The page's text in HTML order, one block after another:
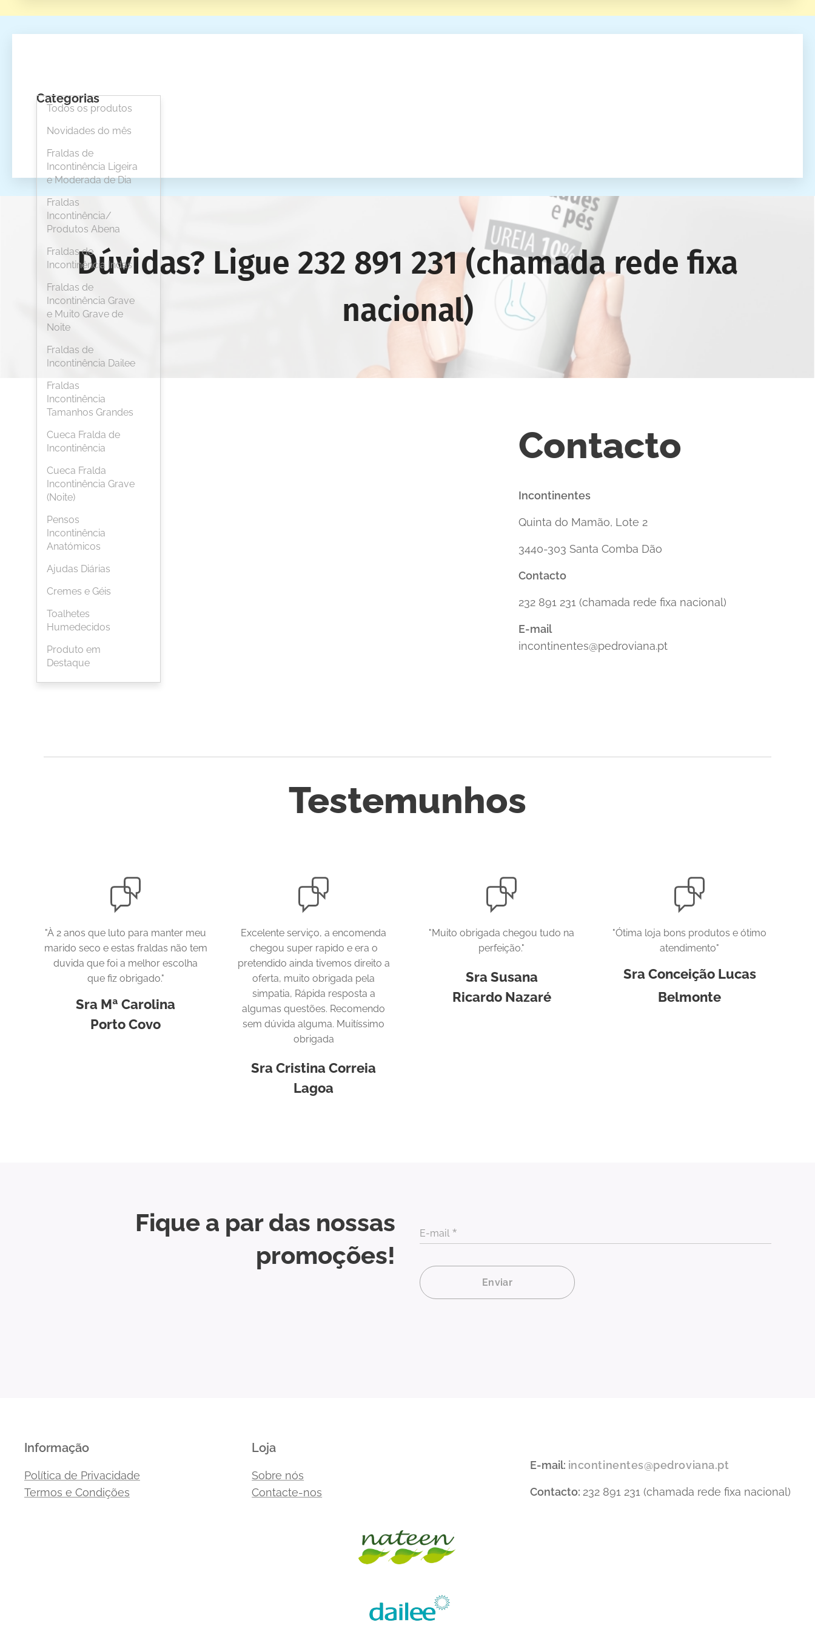
Categorias
Todos os produtos
Novidades do mês
Fraldas de
Incontinência Ligeira
e Moderada de Dia
Fraldas
Incontinência/
Produtos Abena
Fraldas de
Incontinência Indas
Fraldas de
Incontinência Grave
e Muito Grave de
Noite
Fraldas de
Incontinência Dailee
Fraldas
Incontinência
Tamanhos Grandes
Cueca Fralda de
Incontinência
Cueca Fralda
Incontinência Grave
(Noite)
Pensos
Incontinência
Anatómicos
Ajudas Diárias
Cremes e Géis
Toalhetes
Humedecidos
Produto em
Destaque
Dúvidas? Ligue 232 891 231 (chamada rede fixa
nacional)
Contacto
Incontinentes
Quinta do Mamão, Lote 2
3440-303 Santa Comba Dão
Contacto
232 891 231 (chamada rede fixa nacional)
E-mail
incontinentes@pedroviana.pt
Testemunhos
"À 2 anos que luto para manter meu
marido seco e estas fraldas não tem
duvida que foi a melhor escolha
que fiz obrigado."
Sra Mª Carolina
Porto Covo
Excelente serviço, a encomenda
chegou super rapido e era o
pretendido ainda tivemos direito a
oferta, muito obrigada pela
simpatia, Rápida resposta a
algumas questões. Recomendo
sem dúvida alguma. Muitíssimo
obrigada
Sra Cristina Correia
Lagoa
"Muito obrigada chegou tudo na
perfeição."
Sra Susana
Ricardo Nazaré
"Ótima loja bons produtos e ótimo
atendimento"
Sra Conceição Lucas
Belmonte
Fique a par das nossas
promoções!
E-mail
Enviar
Informação
Política de Privacidade
Termos e Condições
Loja
Sobre nós
Contacte-nos
E-mail: incontinentes@pedroviana.pt
Contacto: 232 891 231 (chamada rede fixa nacional)